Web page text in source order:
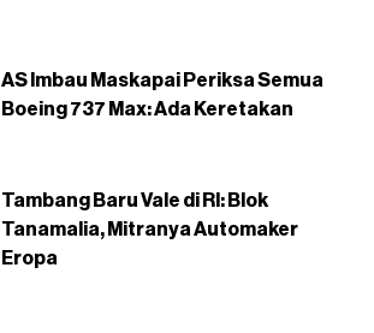
AS Imbau Maskapai Periksa Semua
Boeing 737 Max: Ada Keretakan
Tambang Baru Vale di RI: Blok
Tanamalia, Mitranya Automaker
Eropa